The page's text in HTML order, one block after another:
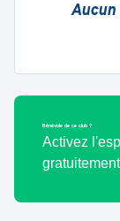
Bénévole de ce club ?
Activez